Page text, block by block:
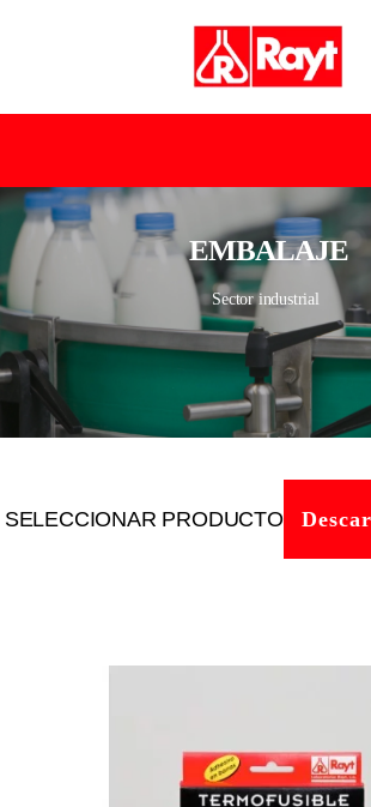
EMBALAJE
Sector industrial
SELECCIONAR PRODUCTO